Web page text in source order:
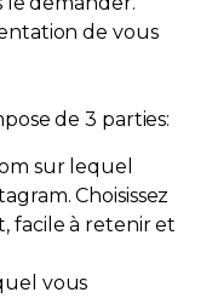
de vous
de 3 parties:
sur lequel
Choisissez
facile à retenir et
vous